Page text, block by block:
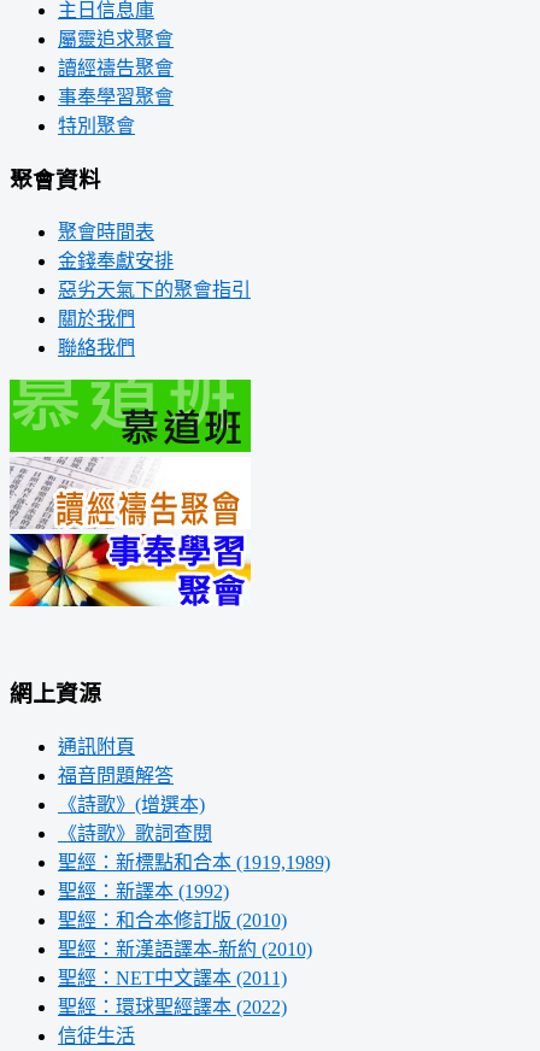
主日信息庫
屬靈追求聚會
讀經禱告聚會
事奉學習聚會
特別聚會
聚會資料
聚會時間表
金錢奉獻安排
惡劣天氣下的聚會指引
關於我們
聯絡我們
網上資源
通訊附頁
福音問題解答
《詩歌》(增選本)
《詩歌》歌詞查閱
聖經：新標點和合本 (1919,1989)
聖經：新譯本 (1992)
聖經：和合本修訂版 (2010)
聖經：新漢語譯本-新約 (2010)
聖經：NET中文譯本 (2011)
聖經：環球聖經譯本 (2022)
信徒生活